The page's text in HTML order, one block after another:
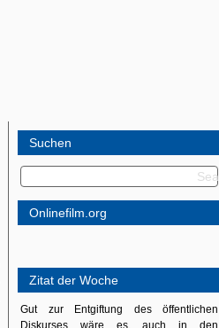
Suchen
Onlinefilm.org
Zitat der Woche
Gut zur Entgiftung des öffentlichen
Diskurses wäre es, auch in den